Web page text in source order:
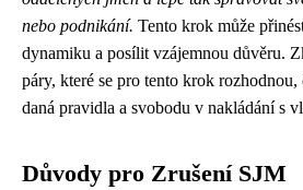
nebo podnikání. Tento krok může
dynamiku a posílit vzájemnou důvěru.
páry, které se pro tento krok
daná pravidla a svobodu v nakládání s
Důvody pro Zrušení SJM